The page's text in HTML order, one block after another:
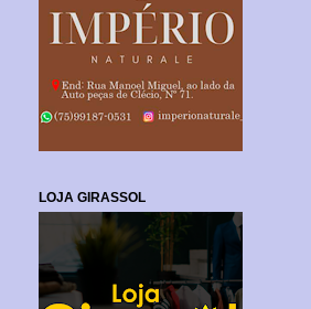
LOJA GIRASSOL